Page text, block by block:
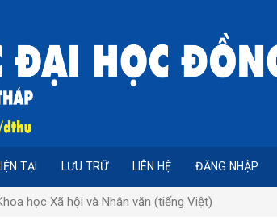
TẠI LƯU TRỮ LIÊN HỆ ĐĂNG NHẬP
học Xã hội và Nhân văn (tiếng Việt)